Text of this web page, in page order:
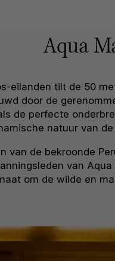
Aqua
eilanden tilt de 50
door de
de perfecte
natuur van
van de bekroonde
van
om de wilde en